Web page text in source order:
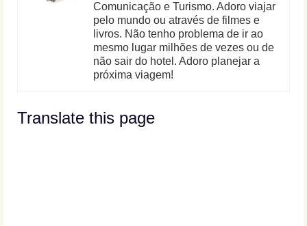
Comunicação e Turismo. Adoro viajar
pelo mundo ou através de filmes e
livros. Não tenho problema de ir ao
mesmo lugar milhões de vezes ou de
não sair do hotel. Adoro planejar a
próxima viagem!
Translate this page